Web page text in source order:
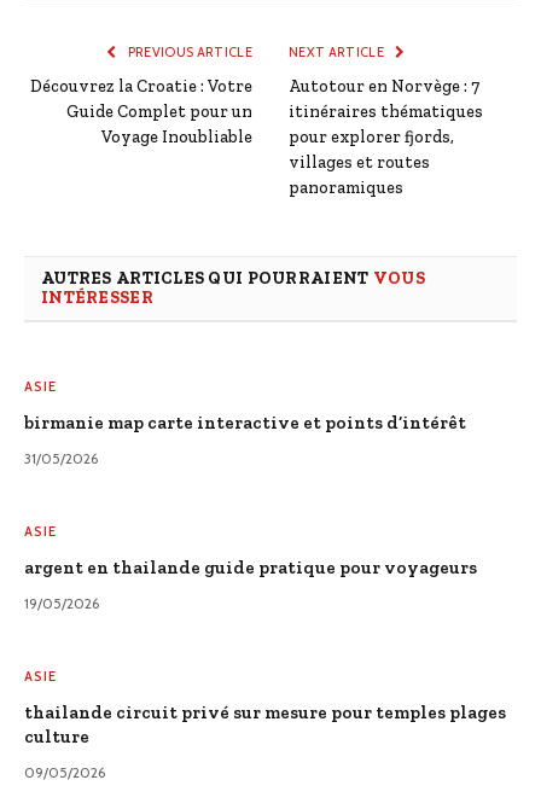
PREVIOUS ARTICLE
Découvrez la Croatie : Votre
Guide Complet pour un
Voyage Inoubliable
NEXT ARTICLE
Autotour en Norvège : 7
itinéraires thématiques
pour explorer fjords,
villages et routes
panoramiques
AUTRES ARTICLES QUI POURRAIENT VOUS
INTÉRESSER
ASIE
birmanie map carte interactive et points d’intérêt
31/05/2026
ASIE
argent en thailande guide pratique pour voyageurs
19/05/2026
ASIE
thailande circuit privé sur mesure pour temples plages
culture
09/05/2026